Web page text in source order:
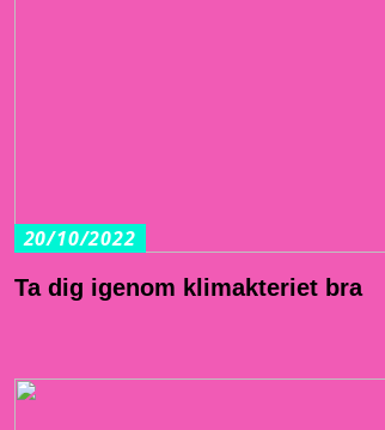
20/10/2022
Ta dig igenom klimakteriet bra